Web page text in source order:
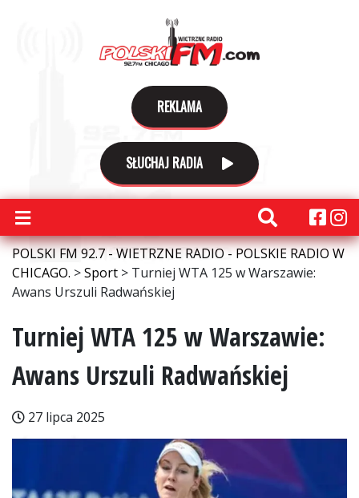
REKLAMA
SŁUCHAJ RADIA
POLSKI FM 92.7 - WIETRZNE RADIO - POLSKIE RADIO W
CHICAGO. >Sport > Turniej WTA 125 w Warszawie:
Awans Urszuli Radwańskiej
Turniej WTA 125 w Warszawie:
Awans Urszuli Radwańskiej
27 lipca 2025